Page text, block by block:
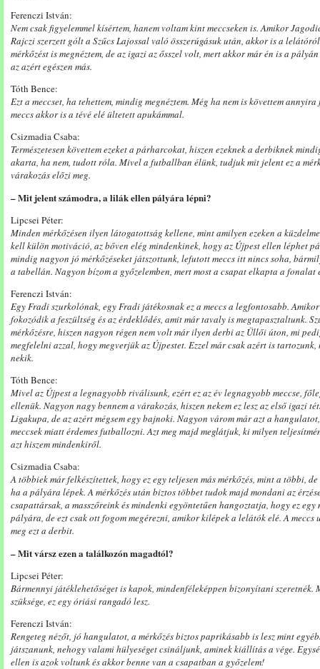
Ferenczi István:
Nem csak figyelemmel kísértem, hanem voltam kint meccseken is. Amikor
Rajczi szerzett gólt a Szűcs Lajossal való összerúgásuk után, akkor is a
mérkőzést is megnéztem, de az igazi az ősszel volt, mert akkor már én is a
az azért egészen más.
Tóth Bence:
Ezt a meccset, ha tehettem, mindig megnéztem. Még ha nem is követtem
meccs akkor is a tévé elé ültetett apukámmal.
Csizmadia Csaba:
Természetesen követtem ezeket a párharcokat, hiszen ezeknek a derbiknek
akarta, ha nem, tudott róla. Mivel a futballban élünk, tudjuk mit jelent ez a
várakozás előzi meg.
– Mit jelent számodra, a lilák ellen pályára lépni?
Lipcsei Péter:
Minden mérkőzésen ilyen látogatottság kellene, mint amilyen ezeken a
kell külön motiváció, az bőven elég mindenkinek, hogy az Újpest ellen léphet
mindig nagyon jó mérkőzéseket játszottunk, lefutott meccs itt nincs soha,
a tabellán. Nagyon bízom a győzelemben, mert most a csapat elkapta a fonalat
Ferenczi István:
Egy Fradi szurkolónak, egy Fradi játékosnak ez a meccs a legfontosabb.
fokozódik a feszültség és az érdeklődés, amit már tavaly is megtapasztaltunk.
mérkőzésre, hiszen nagyon régen nem volt már ilyen derbi az Üllői úton, mi
megfelelni azzal, hogy megverjük az Újpestet. Ezzel már csak azért is tartozunk,
nekik.
Tóth Bence:
Mivel az Újpest a legnagyobb riválisunk, ezért ez az év legnagyobb meccse,
ellenük. Nagyon nagy bennem a várakozás, hiszen nekem ez lesz az első igazi
Ligakupa, de az azért mégsem egy bajnoki. Nagyon várom már azt a
meccsek miatt érdemes futballozni. Azt meg majd meglátjuk, ki milyen
azt hiszem mindenkiről.
Csizmadia Csaba:
A többiek már felkészítettek, hogy ez egy teljesen más mérkőzés, mint a többi,
ha a pályára lépek. A mérkőzés után biztos többet tudok majd mondani az
csapattársak, a masszőreink és mindenki egyöntetűen hangoztatja, hogy ez egy
pályára, de ezt csak ott fogom megérezni, amikor kilépek a lelátók elé. A
meg ezt a derbit.
– Mit vársz ezen a találkozón magadtól?
Lipcsei Péter:
Bármennyi játéklehetőséget is kapok, mindenféleképpen bizonyítani
szüksége, ez egy óriási rangadó lesz.
Ferenczi István:
Rengeteg nézőt, jó hangulatot, a mérkőzés biztos paprikásabb is lesz mint
játszanunk, nehogy valami hülyeséget csináljunk, aminek kiállítás a vége.
ellen is azok voltunk és akkor benne van a csapatban a győzelem!